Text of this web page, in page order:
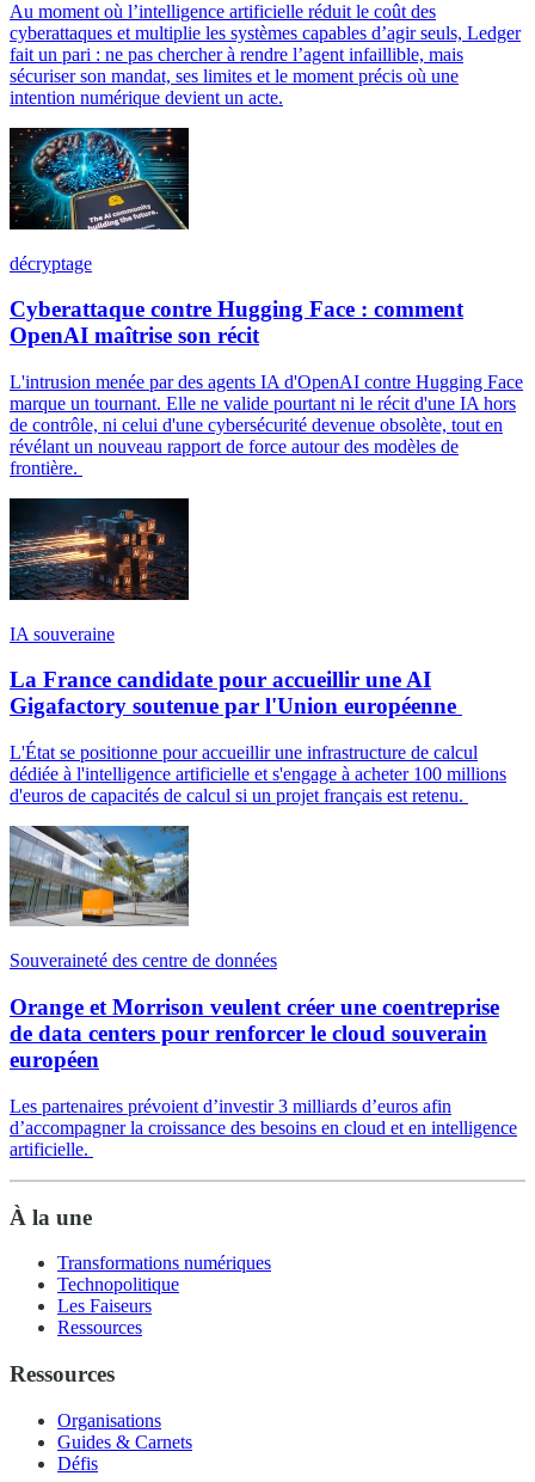
Au moment où l’intelligence artificielle réduit le coût des
cyberattaques et multiplie les systèmes capables d’agir seuls, Ledger
fait un pari : ne pas chercher à rendre l’agent infaillible, mais
sécuriser son mandat, ses limites et le moment précis où une
intention numérique devient un acte.
décryptage
Cyberattaque contre Hugging Face : comment
OpenAI maîtrise son récit
L'intrusion menée par des agents IA d'OpenAI contre Hugging Face
marque un tournant. Elle ne valide pourtant ni le récit d'une IA hors
de contrôle, ni celui d'une cybersécurité devenue obsolète, tout en
révélant un nouveau rapport de force autour des modèles de
frontière.
IA souveraine
La France candidate pour accueillir une AI
Gigafactory soutenue par l'Union européenne
L'État se positionne pour accueillir une infrastructure de calcul
dédiée à l'intelligence artificielle et s'engage à acheter 100 millions
d'euros de capacités de calcul si un projet français est retenu.
Souveraineté des centre de données
Orange et Morrison veulent créer une coentreprise
de data centers pour renforcer le cloud souverain
européen
Les partenaires prévoient d’investir 3 milliards d’euros afin
d’accompagner la croissance des besoins en cloud et en intelligence
artificielle.
À la une
Transformations numériques
Technopolitique
Les Faiseurs
Ressources
Ressources
Organisations
Guides & Carnets
Défis